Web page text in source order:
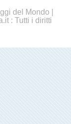
del Mondo
: Tutti i diritti